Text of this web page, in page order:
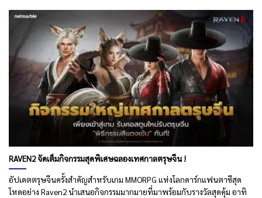
RAVEN2 จัดเต็มกิจกรรมสุดพิเศษฉลองเทศกาลตรุษจีน !
อัปเดตตรุษจีนครั้งสำคัญสำหรับเกม MMORPG แห่งโลกดาร์กแฟนตาซีสุด
โหดอย่าง Raven2 นำเสนอกิจกรรมมากมายที่มาพร้อมกับรางวัลสุดคุ้ม อาทิ